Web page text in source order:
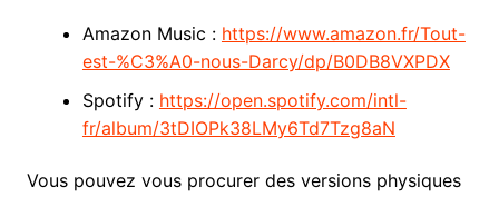
Amazon Music : https://www.amazon.fr/Tout-
est-%C3%A0-nous-Darcy/dp/B0DB8VXPDX
Spotify : https://open.spotify.com/intl-
fr/album/3tDIOPk38LMy6Td7Tzg8aN
Vous pouvez vous procurer des versions physiques